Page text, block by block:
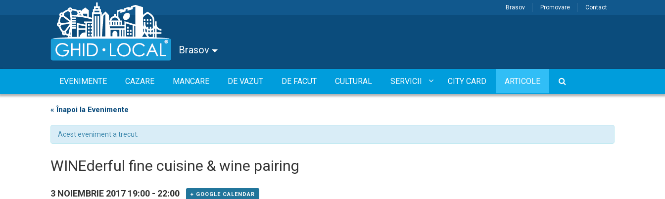
Brasov Promovare Contact
Brasov
EVENIMENTE CAZARE MANCARE DE VAZUT DE FACUT CULTURAL SERVICII CITY CARD ARTICOLE
« Înapoi la Evenimente
Acest eveniment a trecut.
WINEderful fine cuisine & wine pairing
3 NOIEMBRIE 2017 19:00 - 22:00 + GOOGLE CALENDAR